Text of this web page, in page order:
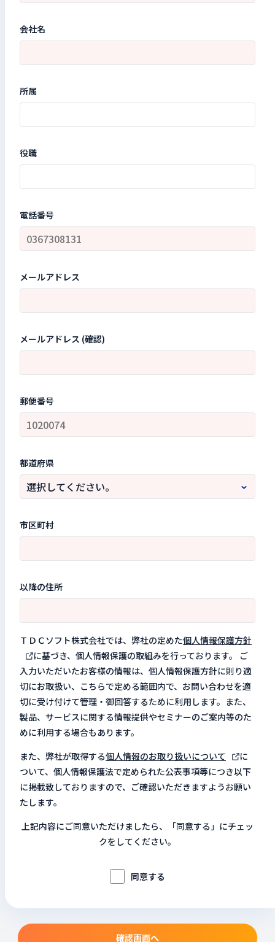
会社名
所属
役職
電話番号
メールアドレス
メールアドレス (確認)
郵便番号
都道府県
市区町村
以降の住所
ＴＤＣソフト株式会社では、弊社の定めた個人情報保護方針
に基づき、個人情報保護の取組みを行っております。 ご
入力いただいたお客様の情報は、個人情報保護方針に則り適
切にお取扱い、こちらで定める範囲内で、お問い合わせを適
切に受け付けて管理・御回答するために利用します。また、
製品、サービスに関する情報提供やセミナーのご案内等のた
めに利用する場合もあります。
また、弊社が取得する個人情報のお取り扱いについて
に
ついて、個人情報保護法で定められた公表事項等につき以下
に掲載致しておりますので、ご確認いただきますようお願い
たします。
上記内容にご同意いただけましたら、「同意する」にチェッ
クをしてください。
同意する
確認画面へ